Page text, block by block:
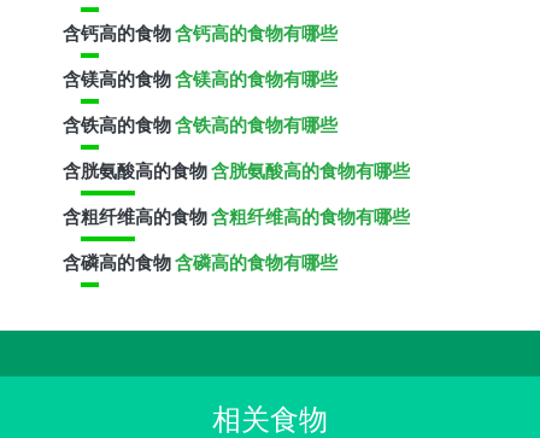
含钙高的食物含钙高的食物有哪些
含镁高的食物含镁高的食物有哪些
含铁高的食物含铁高的食物有哪些
含胱氨酸高的食物含胱氨酸高的食物有哪些
含粗纤维高的食物含粗纤维高的食物有哪些
含磷高的食物含磷高的食物有哪些
相关食物